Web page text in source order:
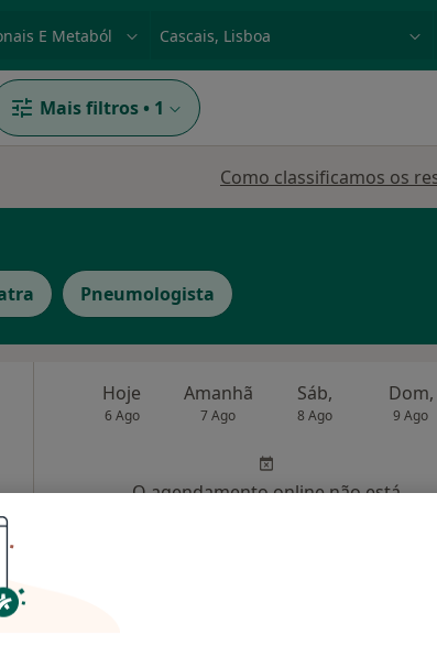
ou nome
Mais filtros • 1
Como classificamos os
Pneumologista
€
Hoje
6 Ago
Amanhã
7 Ago
Sáb,
8 Ago
Dom,
9 Ago
O agendamento online não está